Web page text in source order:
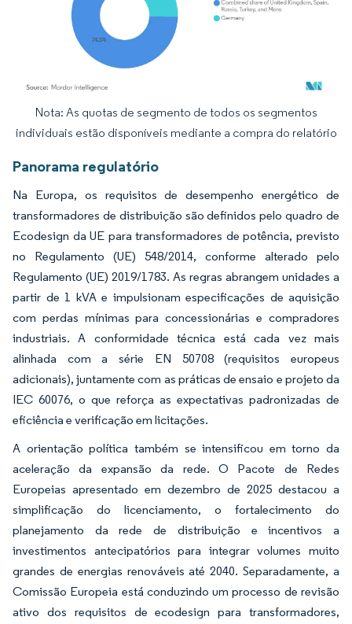
Imagem © Mordor Intelligence. O reuso requer atribuição conforme CC BY 4.0.
Nota: As quotas de segmento de todos os segmentos
individuais estão disponíveis mediante a compra do relatório
Panorama regulatório
Na Europa, os requisitos de desempenho energético de
transformadores de distribuição são definidos pelo quadro de
Ecodesign da UE para transformadores de potência, previsto
no Regulamento (UE) 548/2014, conforme alterado pelo
Regulamento (UE) 2019/1783. As regras abrangem unidades a
partir de 1 kVA e impulsionam especificações de aquisição
com perdas mínimas para concessionárias e compradores
industriais. A conformidade técnica está cada vez mais
alinhada com a série EN 50708 (requisitos europeus
adicionais), juntamente com as práticas de ensaio e projeto da
IEC 60076, o que reforça as expectativas padronizadas de
eficiência e verificação em licitações.
A orientação política também se intensificou em torno da
aceleração da expansão da rede. O Pacote de Redes
Europeias apresentado em dezembro de 2025 destacou a
simplificação do licenciamento, o fortalecimento do
planejamento da rede de distribuição e incentivos a
investimentos antecipatórios para integrar volumes muito
grandes de energias renováveis até 2040. Separadamente, a
Comissão Europeia está conduzindo um processo de revisão
ativo dos requisitos de ecodesign para transformadores,